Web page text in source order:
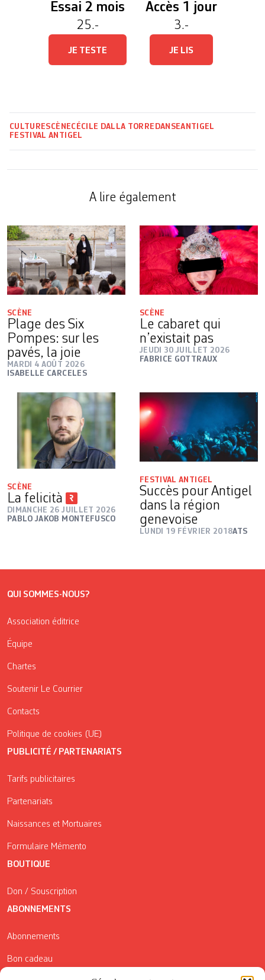
Essai 2 mois
25.-
JE TESTE
Accès 1 jour
3.-
JE LIS
CULTURESCÈNECÉCILE DALLA TORRE DANSEANTIGEL
FESTIVAL ANTIGEL
A lire également
SCÈNE
Plage des Six
Pompes: sur les
pavés, la joie
MARDI 4 AOÛT 2026
ISABELLE CARCELES
SCÈNE
Le cabaret qui
n’existait pas
JEUDI 30 JUILLET 2026
FABRICE GOTTRAUX
SCÈNE
La felicità
DIMANCHE 26 JUILLET 2026
PABLO JAKOB MONTEFUSCO
FESTIVAL ANTIGEL
Succès pour Antigel
dans la région
genevoise
LUNDI 19 FÉVRIER 2018ATS
QUI SOMMES-NOUS?
Association éditrice
Équipe
Chartes
Soutenir Le Courrier
Contacts
Politique de cookies (UE)
PUBLICITÉ / PARTENARIATS
Tarifs publicitaires
Partenariats
Naissances et Mortuaires
Formulaire Mémento
BOUTIQUE
Don / Souscription
ABONNEMENTS
Abonnements
Bon cadeau